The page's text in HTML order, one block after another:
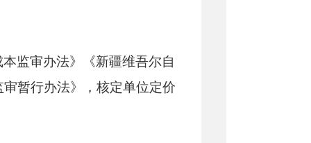
监审办法》《新疆维吾尔自
暂行办法》，核定单位定价